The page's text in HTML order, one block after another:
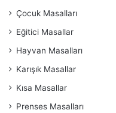
Çocuk Masalları
Eğitici Masallar
Hayvan Masalları
Karışık Masallar
Kısa Masallar
Prenses Masalları